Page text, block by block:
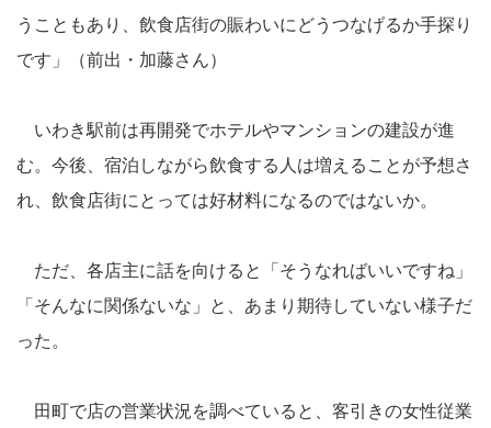
うこともあり、飲食店街の賑わいにどうつなげるか手探り
です」（前出・加藤さん）
いわき駅前は再開発でホテルやマンションの建設が進
む。今後、宿泊しながら飲食する人は増えることが予想さ
れ、飲食店街にとっては好材料になるのではないか。
ただ、各店主に話を向けると「そうなればいいですね」
「そんなに関係ないな」と、あまり期待していない様子だ
った。
田町で店の営業状況を調べていると、客引きの女性従業